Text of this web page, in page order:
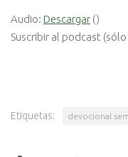
Audio: Descargar ()
Suscribir al podcast
Etiquetas: devocional